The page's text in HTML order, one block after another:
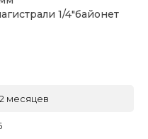
1/4"байонет
месяцев